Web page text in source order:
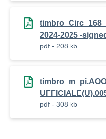
2024-2025 -signed
pdf - 208 kb
pdf - 308 kb